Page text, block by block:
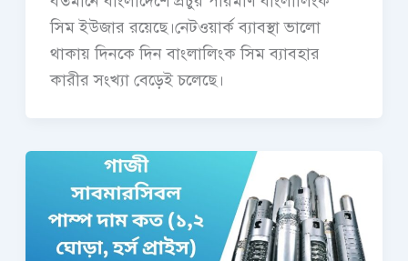
সিম ইউজার রয়েছে।নেটওয়ার্ক ব্যাবস্থা ভালো
থাকায় দিনকে দিন বাংলালিংক সিম ব্যাবহার
কারীর সংখ্যা বেড়েই চলেছে।